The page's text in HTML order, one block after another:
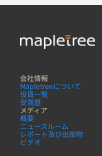
会社情報
Mapletreeについて
役員一覧
受賞歴
メディア
概要
ニュースルーム
レポート及び出版物
ビデオ